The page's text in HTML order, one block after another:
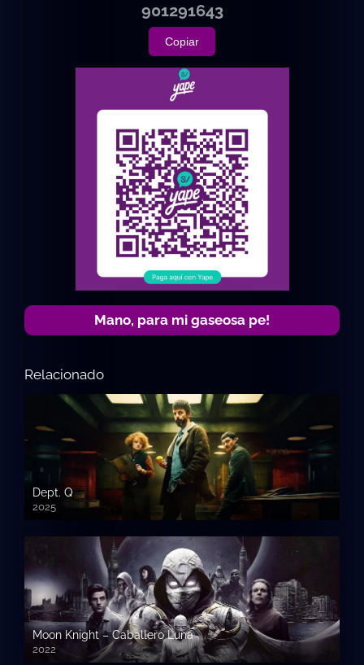
901291643
Copiar
Mano, para mi gaseosa pe!
Relacionado
Dept. Q
2025
Moon Knight – Caballero Luna
2022